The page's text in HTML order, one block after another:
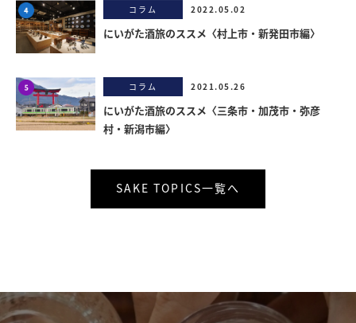
にいがた酒旅のススメ〈村上市・新発田市編〉
コラム 2022.05.02
にいがた酒旅のススメ〈三条市・加茂市・弥彦
村・新潟市編〉
コラム 2021.05.26
SAKE TOPICS一覧へ